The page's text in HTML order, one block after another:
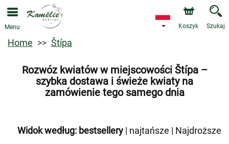
Menu Koszyk Szukaj
Home Štípa
Rozwóz kwiatów w miejscowości Štípa –
szybka dostawa i świeże kwiaty na
zamówienie tego samego dnia
Widok według: bestsellery | najtańsze | Najdroższe